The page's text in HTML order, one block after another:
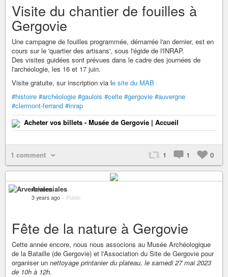
Visite du chantier de fouilles à
Gergovie
Une campagne de fouilles programmée, démarrée l'an dernier, est en
cours sur le 'quartier des artisans', sous l'égide de l'INRAP.
Des visites guidées sont prévues dans le cadre des journées de
l'archéologie, les 16 et 17 juin.
Visite gratuite, sur inscription via le site du MAB
#histoire #archéologie #gaulois #celte #gergovie #auvergne
#clermont-ferrand #inrap
Acheter vos billets - Musée de Gergovie | Accueil
1 comment 1 1 0
Arverniales
3 years ago – Public
Fête de la nature à Gergovie
Cette année encore, nous nous associons au Musée Archéologique
de la Bataille (de Gergovie) et l'Association du Site de Gergovie pour
organiser un nettoyage printanier du plateau, le samedi 27 mai 2023
de 10h à 12h.